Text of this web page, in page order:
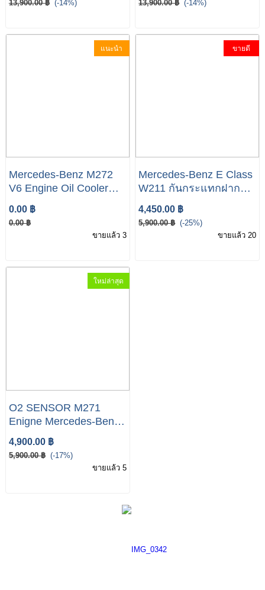
13,900.00 ฿ (-14%) 13,900.00 ฿ (-14%)
แนะนำ
Mercedes-Benz M272
V6 Engine Oil Cooler
With Oil Filter Housing
W203 W204 W211
W212 W207 W221
0.00 ฿
0.00 ฿
ขายแล้ว 3
ขายดี
Mercedes-Benz E Class
W211 กันกระแทกฝากระ
โปรงท้าย
4,450.00 ฿
5,900.00 ฿ (-25%)
ขายแล้ว 20
ใหม่ล่าสุด
O2 SENSOR M271
Enigne Mercedes-Benz
W209 R171 W211 W203
4,900.00 ฿
5,900.00 ฿ (-17%)
ขายแล้ว 5